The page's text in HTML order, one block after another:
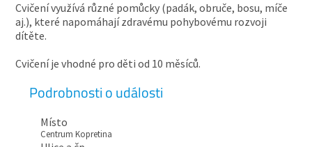
Cvičení využívá různé pomůcky (padák, obruče, bosu, míče
aj.), které napomáhají zdravému pohybovému rozvoji
dítěte.
Cvičení je vhodné pro děti od 10 měsíců.
Podrobnosti o události
Místo
Centrum Kopretina